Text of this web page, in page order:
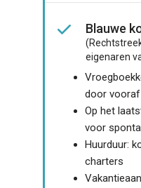
Blauwe
eigenaren
door
Op het
voor
Huurduur:
charters